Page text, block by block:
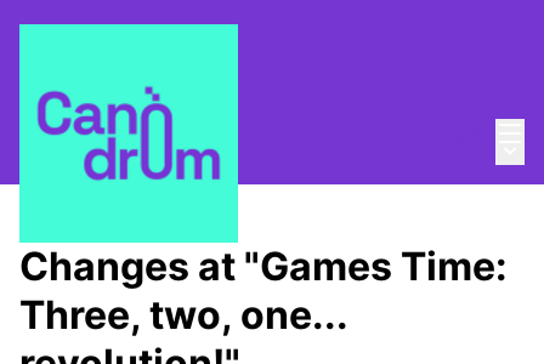
/ Canòdrom Obert
Changes at "Games Time:
Three, two, one...